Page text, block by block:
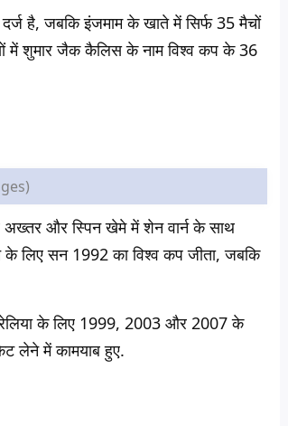
है, जबकि इंजमाम के खाते में सिर्फ 35 मैचों
में शुमार जैक कैलिस के नाम विश्व कप के 36
अख्तर और स्पिन खेमे में शेन वार्न के साथ
के लिए सन 1992 का विश्व कप जीता, जबकि
के लिए 1999, 2003 और 2007 के
लेने में कामयाब हुए.